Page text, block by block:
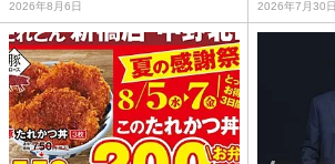
2026年8月6日 2026年7月30日